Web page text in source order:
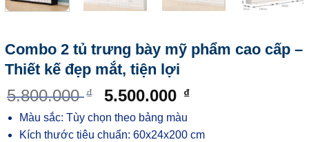
Combo 2 tủ trưng bày mỹ phẩm cao cấp –
Thiết kế đẹp mắt, tiện lợi
5.800.000₫ 5.500.000 ₫
Màu sắc: Tùy chọn theo bảng màu
Kích thước tiêu chuẩn: 60x24x200 cm